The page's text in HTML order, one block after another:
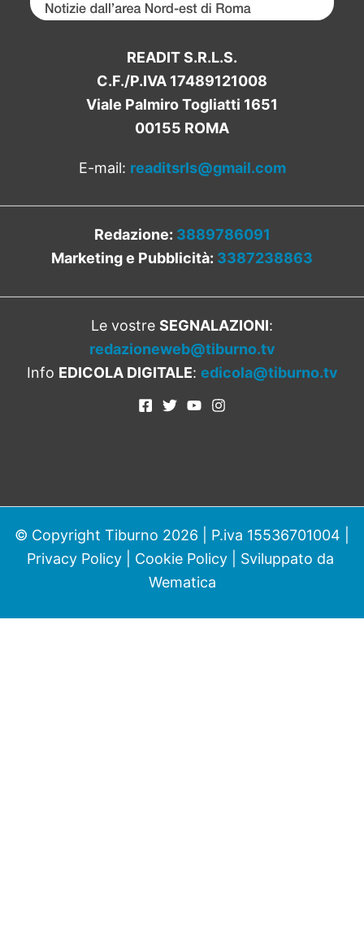
READIT S.R.L.S.
C.F./P.IVA 17489121008
Viale Palmiro Togliatti 1651
00155 ROMA
E-mail: readitsrls@gmail.com
Redazione: 3889786091
Marketing e Pubblicità: 3387238863
Le vostre SEGNALAZIONI:
redazioneweb@tiburno.tv
Info EDICOLA DIGITALE: edicola@tiburno.tv
© Copyright Tiburno 2026 | P.iva 15536701004 |
Privacy Policy| Cookie Policy| Sviluppato da
Wematica